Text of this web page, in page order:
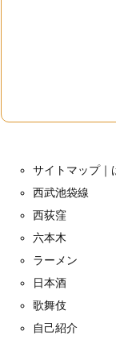
サイトマップ｜
西武池袋線
西荻窪
六本木
ラーメン
日本酒
歌舞伎
自己紹介